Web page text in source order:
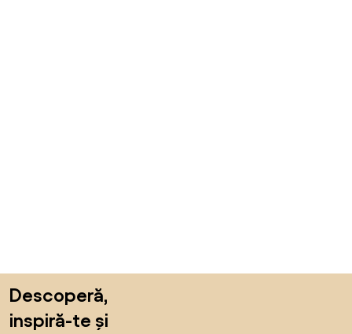
Descoperă,
inspiră-te și